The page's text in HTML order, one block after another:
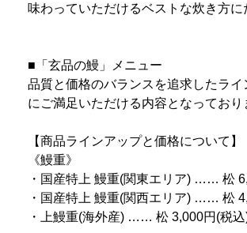
味わっていただけるベストな炊き方に
■「玄品の鰻」メニュー
品質と価格のバランスを追求したラ
にご満足いただける内容となっており
【商品ラインアップと価格について】
《鰻重》
・国産特上 鰻重(関東エリア) …… 松
・国産特上 鰻重(関西エリア) …… 松
・上鰻重(海外産) …… 松 3,000円(税